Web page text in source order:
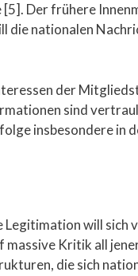
Der frühere
die nationalen
der
sind
insbesondere
will sich
massive Kritik all
die sich